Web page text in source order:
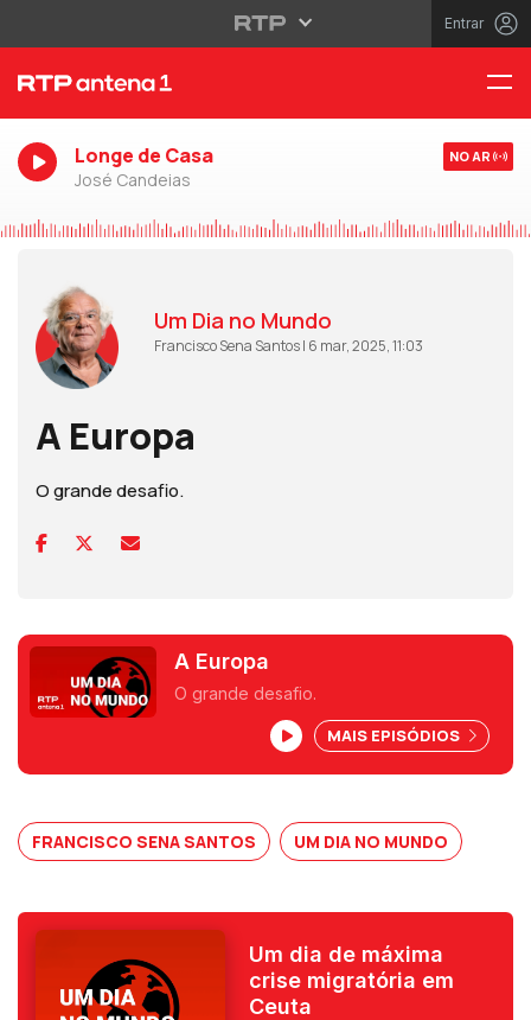
Entrar
Longe de Casa
José Candeias
NO AR
Um Dia no Mundo
Francisco Sena Santos | 6 mar, 2025, 11:03
A Europa
O grande desafio.
A Europa
O grande desafio.
MAIS EPISÓDIOS
FRANCISCO SENA SANTOS UM DIA NO MUNDO
Um dia de máxima
crise migratória em
Ceuta